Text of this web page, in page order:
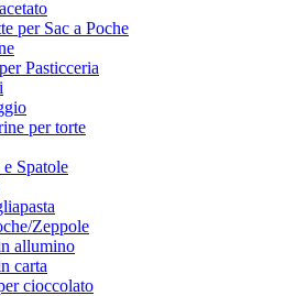
per Sac a Poche
Pasticceria
per torte
Spatole
Zeppole
allumino
carta
cioccolato